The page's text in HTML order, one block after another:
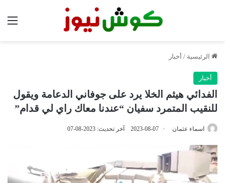
الرئيسية / أخبار
أخبار
الفدائي هيثم الخلا يرد على جوفاني الدعامة ويقول
للنقيب المتمرد سفيان “عندنا معاك راي لي قدام”
اسماء عثمان 2023-08-07 آخر تحديث: 2023-08-07